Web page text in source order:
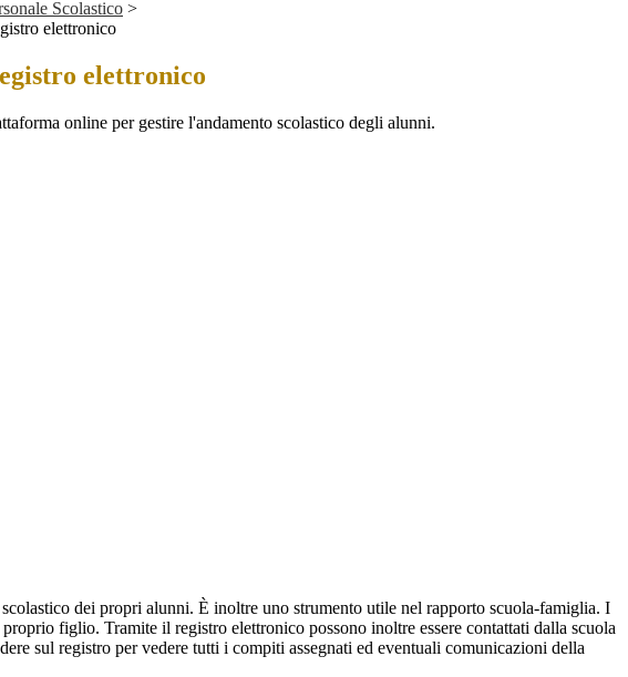
Scolastico >
elettronico
elettronico
online per gestire l'andamento scolastico degli alunni.
dei propri alunni. È inoltre uno strumento utile nel rapporto scuola-famiglia. I
figlio. Tramite il registro elettronico possono inoltre essere contattati dalla scuola
sul registro per vedere tutti i compiti assegnati ed eventuali comunicazioni della